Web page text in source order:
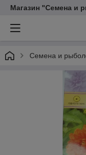
Магазин "Семена и
Семена и